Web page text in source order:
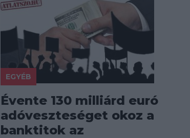
EGYÉB
Évente 130 milliárd euró
adóveszteséget okoz a
banktitok az